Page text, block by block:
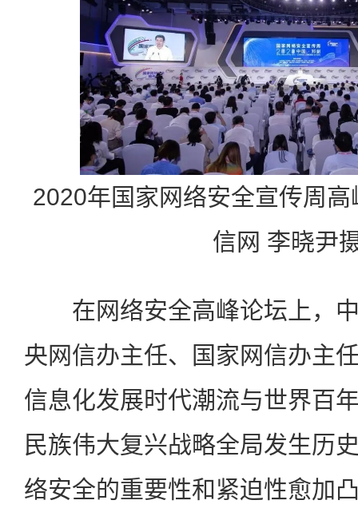
2020年国家网络安全宣传周
信网 李晓尹
在网络安全高峰论坛上，中
央网信办主任、国家网信办主
信息化发展时代潮流与世界百
民族伟大复兴战略全局发生历
络安全的重要性和紧迫性愈加